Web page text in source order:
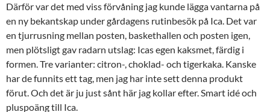
Därför var det med viss förvåning jag kunde lägga vantarna på
en ny bekantskap under gårdagens rutinbesök på Ica. Det var
en tjurrusning mellan posten, baskethallen och posten igen,
men plötsligt gav radarn utslag: Icas egen kaksmet, färdig i
formen. Tre varianter: citron-, choklad- och tigerkaka. Kanske
har de funnits ett tag, men jag har inte sett denna produkt
förut. Och det är ju just sånt här jag kollar efter. Smart idé och
pluspoäng till Ica.